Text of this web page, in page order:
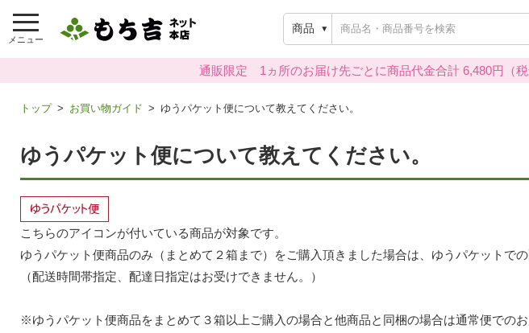
メニュー
商品
通販限定 1ヵ所のお届け先ごとに商品代金合計 6,480円（
トップ お買い物ガイド ゆうパケット便について教えてください。
ゆうパケット便について教えてください。
こちらのアイコンが付いている商品が対象です。
ゆうパケット便商品のみ（まとめて２箱まで）をご購入頂きました場合は、ゆうパケットでの
（配送時間帯指定、配達日指定はお受けできません。）
※ゆうパケット便商品をまとめて３箱以上ご購入の場合と他商品と同梱の場合は通常便でのお